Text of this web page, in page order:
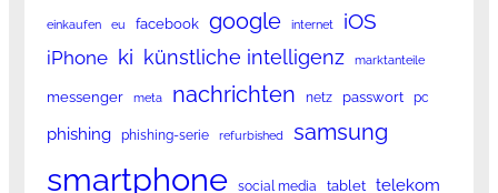
einkaufen eu facebook google internet iOS
iPhone ki künstliche intelligenz marktanteile
messenger meta nachrichten netz passwort pc
phishing phishing-serie refurbished samsung
smartphone social media tablet telekom